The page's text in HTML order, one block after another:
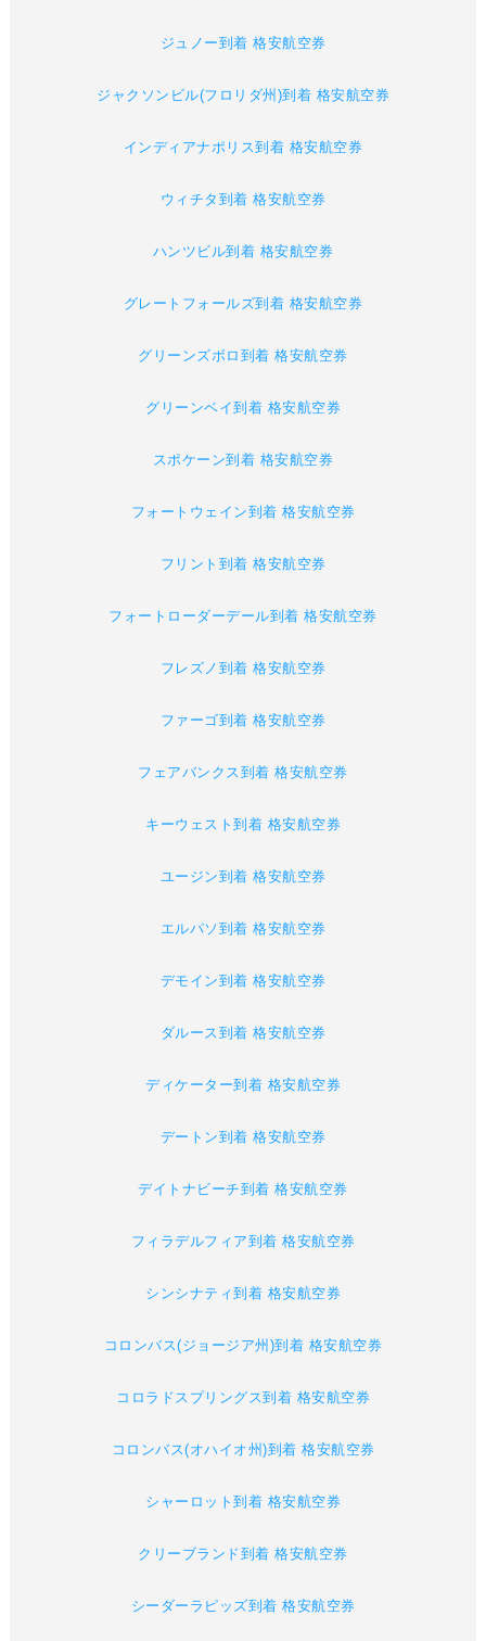
ジュノー到着 格安航空券
ジャクソンビル(フロリダ州)到着 格安航空券
インディアナポリス到着 格安航空券
ウィチタ到着 格安航空券
ハンツビル到着 格安航空券
グレートフォールズ到着 格安航空券
グリーンズボロ到着 格安航空券
グリーンベイ到着 格安航空券
スポケーン到着 格安航空券
フォートウェイン到着 格安航空券
フリント到着 格安航空券
フォートローダーデール到着 格安航空券
フレズノ到着 格安航空券
ファーゴ到着 格安航空券
フェアバンクス到着 格安航空券
キーウェスト到着 格安航空券
ユージン到着 格安航空券
エルパソ到着 格安航空券
デモイン到着 格安航空券
ダルース到着 格安航空券
ディケーター到着 格安航空券
デートン到着 格安航空券
デイトナビーチ到着 格安航空券
フィラデルフィア到着 格安航空券
シンシナティ到着 格安航空券
コロンバス(ジョージア州)到着 格安航空券
コロラドスプリングス到着 格安航空券
コロンバス(オハイオ州)到着 格安航空券
シャーロット到着 格安航空券
クリーブランド到着 格安航空券
シーダーラピッズ到着 格安航空券